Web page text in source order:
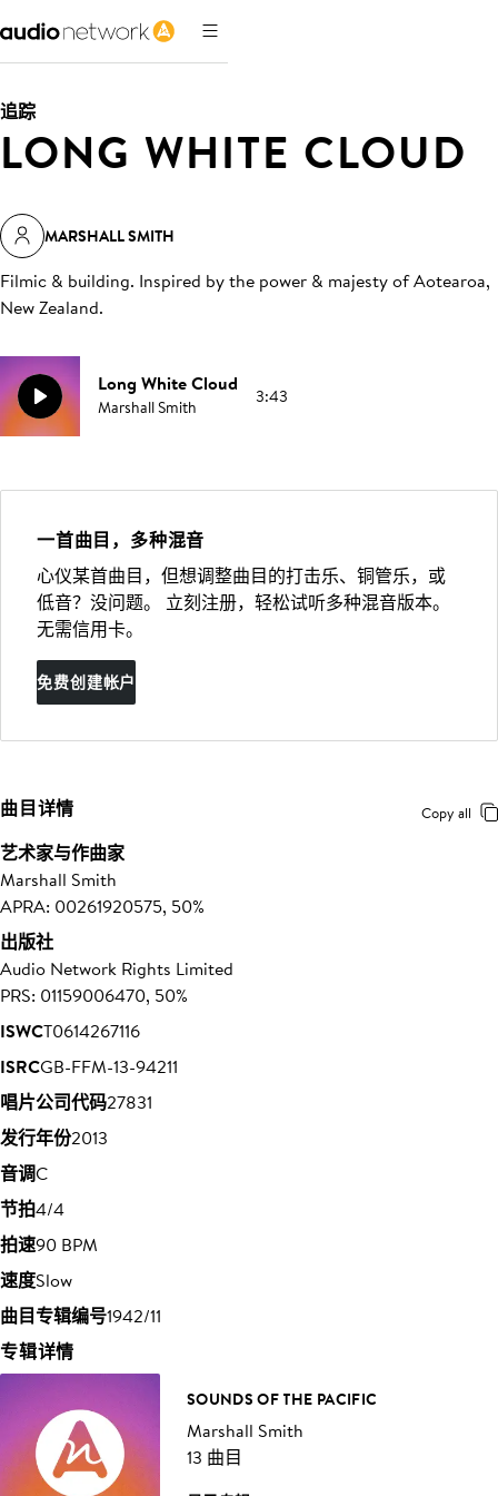
追踪
LONG WHITE CLOUD
MARSHALL SMITH
Filmic & building. Inspired by the power & majesty of Aotearoa,
New Zealand.
Long White Cloud
Marshall Smith 3:43
一首曲目，多种混音
心仪某首曲目，但想调整曲目的打击乐、铜管乐，或
低音？没问题。 立刻注册，轻松试听多种混音版本。
无需信用卡。
免费创建帐户
曲目详情 Copy all
艺术家与作曲家
Marshall Smith
APRA: 00261920575, 50%
出版社
Audio Network Rights Limited
PRS: 01159006470, 50%
ISWCT0614267116
ISRCGB-FFM-13-94211
唱片公司代码27831
发行年份2013
音调C
节拍4/4
拍速90 BPM
速度Slow
曲目专辑编号1942/11
专辑详情
SOUNDS OF THE PACIFIC
Marshall Smith
13 曲目